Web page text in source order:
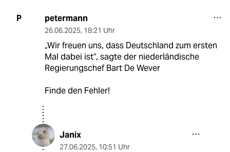
P petermann
26.06.2025, 18:21 Uhr
„Wir freuen uns, dass Deutschland zum ersten
Mal dabei ist“, sagte der niederländische
Regierungschef Bart De Wever
Finde den Fehler!
Janix
27.06.2025, 10:51 Uhr